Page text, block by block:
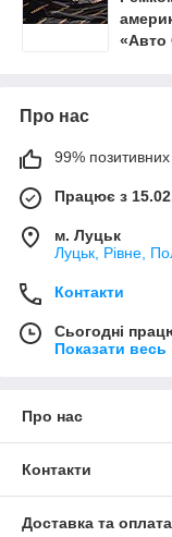
«Авто
Про нас
99% позитивних
Працює з
м. Луцьк
Луцьк, Рівне,
Контакти
Сьогодні
Показати весь
Про нас
Контакти
Доставка та оплата